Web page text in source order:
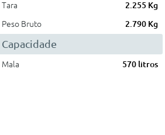
Tara
2.255 Kg
Peso Bruto
2.790 Kg
Capacidade
Mala 570 litros